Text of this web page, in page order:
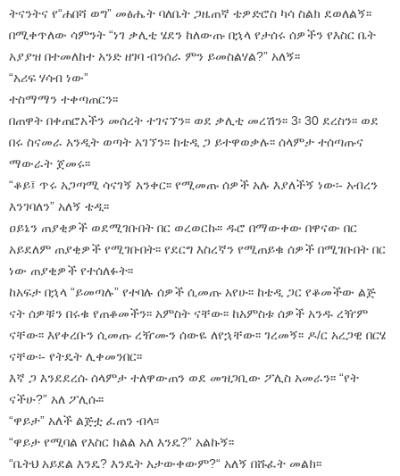
ትናንትና የ“ሐበሻ ወግ” መፅሔት ባለቤት ጋዜጠኛ ቴዎድሮስ ካሳ ስልክ ደወለልኝ፡፡
በሚቀጥለው ሳምንት “ነገ ቃሊቲ ሄደን ከለውጡ በኋላ የታሰሩ ሰዎችን የእስር ቤት
አያያዝ በተመለከተ አንድ ዘገባ ብንሰራ ምን ይመስልሃል?” አለኝ፡፡
“አሪፍ ሃሳብ ነው”
ተስማማን ተቀጣጠርን፡፡
በጠዋት በቀጠሮአችን መሰረት ተገናኘን፡፡ ወደ ቃሊቲ መረሽን፡፡ 3፡ 30 ደረስን፡፡ ወደ
በሩ ስናመራ አንዲት ወጣት አገኘን፡፡ ከቴዲ ጋ ይተዋወቃሉ፡፡ ሰላምታ ተሰጣጡና
ማውራት ጀመሩ፡፡
“ቆይ፤ ጥሩ አጋጣሚ ሳናገኝ አንቀር፡፡ የሚመጡ ሰዎች አሉ እያለችኝ ነው፡- አብረን
እንገባለን” አለኝ ቴዲ፡፡
ዐይኔን ጠያቂዎች ወደሚገቡበት በር ወረወርኩ፡፡ ዱሮ በማውቀው በዋናው በር
አይደለም ጠያቂዎች የሚገቡበት፡፡ የደርግ እስረኛን የሚጠይቁ ሰዎች በሚገቡበት በር
ነው ጠያቂዎች የተሰለፉት፡፡
ከአፍታ በኋላ “ይመጣሉ” የተባሉ ሰዎች ሲመጡ አየሁ፡፡ ከቴዲ ጋር የቆመችው ልጅ
ናት ሰዎቹን በሩቁ የጠቆመችን፡፡ አምስት ናቸው፡፡ ከአምስቱ ሰዎች አንዱ ረዥም
ናቸው፡፡ እየቀረቡን ሲመጡ ረዥሙን ሰውዬ ለየኋቸው፡፡ ገረመኝ፡፡ ዶ/ር አረጋዊ በርሄ
ናቸው፡- የትዴት ሊቀመንበር፡፡
እኛ ጋ እንደደረሱ ሰላምታ ተለዋውጠን ወደ መዝጋቢው ፖሊስ አመራን፡፡ “የት
ናችሁ?” አለ ፖሊሱ፡፡
“ዋይታ” አለች ልጅቷ ፈጠን ብላ፡፡
“ዋይታ የሚባል የእስር ክልል አለ እንዴ?” አልኩኝ፡፡
“ቤትህ አይደል እንዴ? እንዴት አታውቀውም?“ አለኝ በሹፈት መልክ፡፡